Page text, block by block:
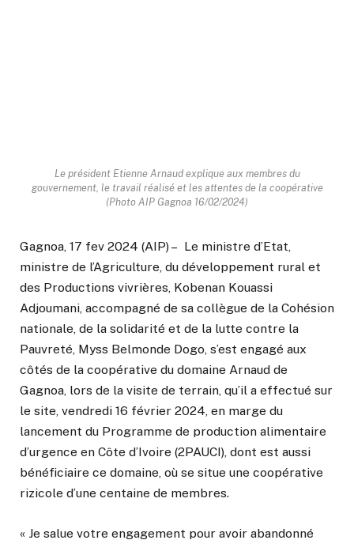
Le président Etienne Arnaud explique aux membres du
gouvernement, le travail réalisé et les attentes de la coopérative
(Photo AIP Gagnoa 16/02/2024)
Gagnoa, 17 fev 2024 (AIP) – Le ministre d’Etat,
ministre de l’Agriculture, du développement rural et
des Productions vivrières, Kobenan Kouassi
Adjoumani, accompagné de sa collègue de la Cohésion
nationale, de la solidarité et de la lutte contre la
Pauvreté, Myss Belmonde Dogo, s’est engagé aux
côtés de la coopérative du domaine Arnaud de
Gagnoa, lors de la visite de terrain, qu’il a effectué sur
le site, vendredi 16 février 2024, en marge du
lancement du Programme de production alimentaire
d’urgence en Côte d’Ivoire (2PAUCI), dont est aussi
bénéficiaire ce domaine, où se situe une coopérative
rizicole d’une centaine de membres.
« Je salue votre engagement pour avoir abandonné